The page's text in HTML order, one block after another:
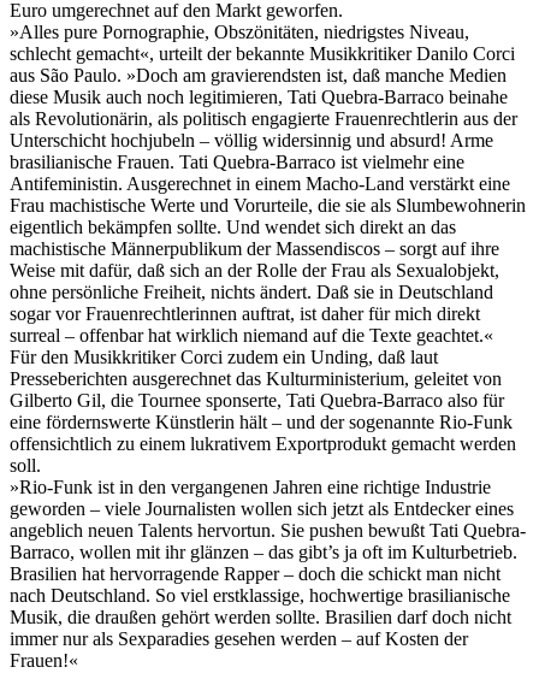
Euro umgerechnet auf den Markt geworfen.
»Alles pure Pornographie, Obszönitäten, niedrigstes Niveau,
schlecht gemacht«, urteilt der bekannte Musikkritiker Danilo Corci
aus São Paulo. »Doch am gravierendsten ist, daß manche Medien
diese Musik auch noch legitimieren, Tati Quebra-Barraco beinahe
als Revolutionärin, als politisch engagierte Frauenrechtlerin aus der
Unterschicht hochjubeln – völlig widersinnig und absurd! Arme
brasilianische Frauen. Tati Quebra-Barraco ist vielmehr eine
Antifeministin. Ausgerechnet in einem Macho-Land verstärkt eine
Frau machistische Werte und Vorurteile, die sie als Slumbewohnerin
eigentlich bekämpfen sollte. Und wendet sich direkt an das
machistische Männerpublikum der Massendiscos – sorgt auf ihre
Weise mit dafür, daß sich an der Rolle der Frau als Sexualobjekt,
ohne persönliche Freiheit, nichts ändert. Daß sie in Deutschland
sogar vor Frauenrechtlerinnen auftrat, ist daher für mich direkt
surreal – offenbar hat wirklich niemand auf die Texte geachtet.«
Für den Musikkritiker Corci zudem ein Unding, daß laut
Presseberichten ausgerechnet das Kulturministerium, geleitet von
Gilberto Gil, die Tournee sponserte, Tati Quebra-Barraco also für
eine fördernswerte Künstlerin hält – und der sogenannte Rio-Funk
offensichtlich zu einem lukrativem Exportprodukt gemacht werden
soll.
»Rio-Funk ist in den vergangenen Jahren eine richtige Industrie
geworden – viele Journalisten wollen sich jetzt als Entdecker eines
angeblich neuen Talents hervortun. Sie pushen bewußt Tati Quebra-
Barraco, wollen mit ihr glänzen – das gibt’s ja oft im Kulturbetrieb.
Brasilien hat hervorragende Rapper – doch die schickt man nicht
nach Deutschland. So viel erstklassige, hochwertige brasilianische
Musik, die draußen gehört werden sollte. Brasilien darf doch nicht
immer nur als Sexparadies gesehen werden – auf Kosten der
Frauen!«